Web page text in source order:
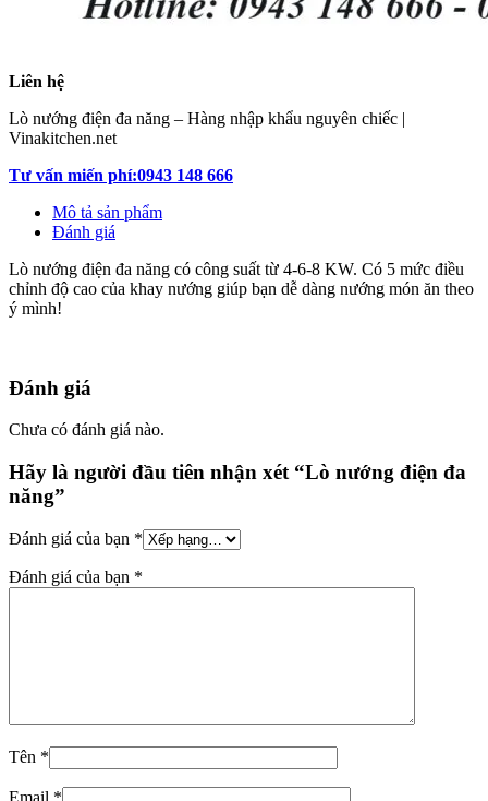
Liên hệ
Lò nướng điện đa năng – Hàng nhập khẩu nguyên chiếc |
Vinakitchen.net
Tư vấn miến phí:0943 148 666
Mô tả sản phẩm
Đánh giá
Lò nướng điện đa năng có công suất từ 4-6-8 KW. Có 5 mức điều
chỉnh độ cao của khay nướng giúp bạn dễ dàng nướng món ăn theo
ý mình!
Đánh giá
Chưa có đánh giá nào.
Hãy là người đầu tiên nhận xét “Lò nướng điện đa
năng”
Đánh giá của bạn *
Đánh giá của bạn *
Tên *
Email *